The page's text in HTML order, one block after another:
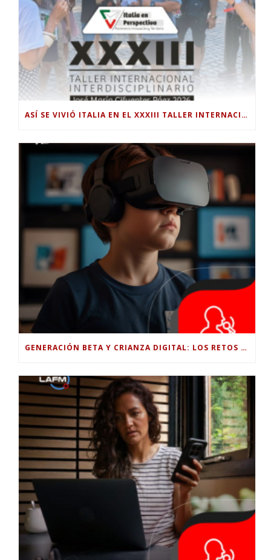
ASÍ SE VIVIÓ ITALIA EN EL XXXIII TALLER INTERNACIONAL INTERDISCIPLINAR
GENERACIÓN BETA Y CRIANZA DIGITAL: LOS RETOS DE CRIAR HIJOS EN LA ERA DE LA INTELIGENCIA ARTIFICIAL